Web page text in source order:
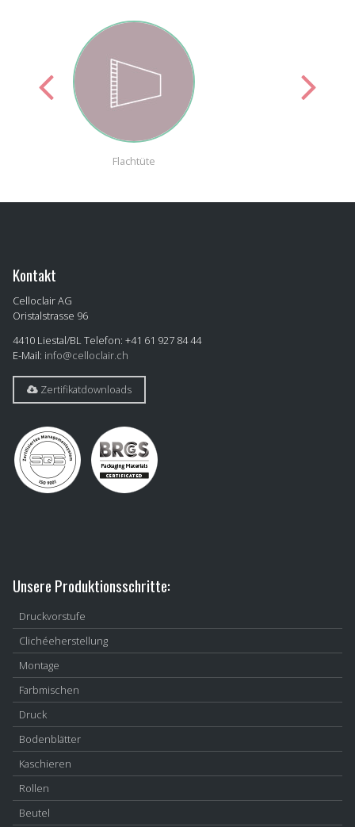
Flachtüte
Kontakt
Celloclair AG
Oristalstrasse 96
4410 Liestal/BL Telefon: +41 61 927 84 44
E-Mail: info@celloclair.ch
Zertifikatdownloads
Unsere Produktionsschritte:
Druckvorstufe
Clichéeherstellung
Montage
Farbmischen
Druck
Bodenblätter
Kaschieren
Rollen
Beutel